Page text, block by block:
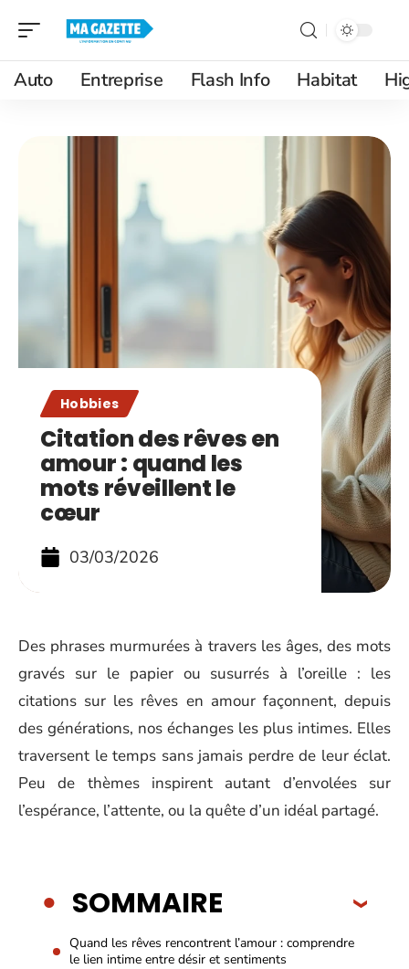
Auto Entreprise Flash Info Habitat
Hobbies
Citation des rêves en
amour : quand les
mots réveillent le
cœur
03/03/2026
Des phrases murmurées à travers les âges, des mots
gravés sur le papier ou susurrés à l’oreille : les
citations sur les rêves en amour façonnent, depuis
des générations, nos échanges les plus intimes. Elles
traversent le temps sans jamais perdre de leur éclat.
Peu de thèmes inspirent autant d’envolées sur
l’espérance, l’attente, ou la quête d’un idéal partagé.
SOMMAIRE
Quand les rêves rencontrent l’amour : comprendre
le lien intime entre désir et sentiments